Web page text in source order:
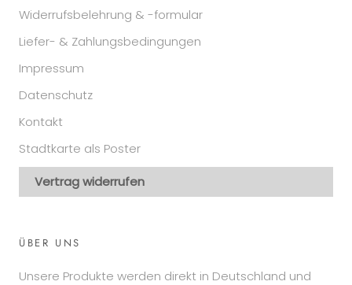
Widerrufsbelehrung & -formular
Liefer- & Zahlungsbedingungen
Impressum
Datenschutz
Kontakt
Stadtkarte als Poster
Vertrag widerrufen
ÜBER UNS
Unsere Produkte werden direkt in Deutschland und